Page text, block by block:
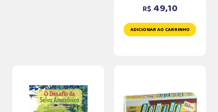
R$ 49,10
ADICIONAR AO CARRINHO